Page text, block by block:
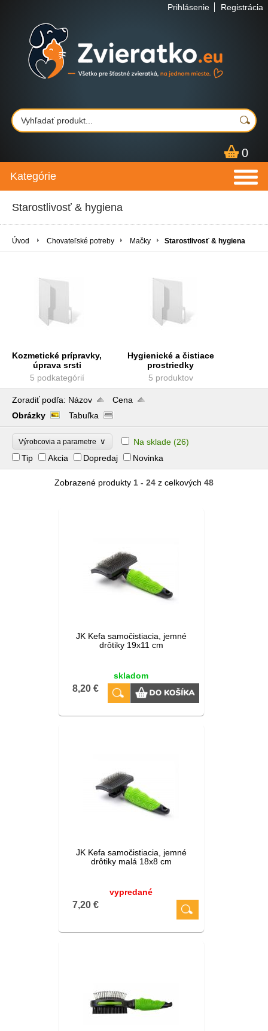
Prihlásenie Registrácia
0
Kategórie
Starostlivosť & hygiena
Úvod Chovateľské potreby Mačky Starostlivosť & hygiena
Kozmetické prípravky,
úprava srsti
5 podkategórií
Hygienické a čistiace
prostriedky
5 produktov
Zoradiť podľa: Názov
Cena
Obrázky
Tabuľka
Výrobcovia a parametre ∨ Na sklade (26)
Tip
Akcia Dopredaj Novinka
Zobrazené produkty 1 - 24 z celkových 48
JK Kefa samočistiacia, jemné
drôtiky 19x11 cm
skladom
8,20 €
JK Kefa samočistiacia, jemné
drôtiky malá 18x8 cm
vypredané
7,20 €